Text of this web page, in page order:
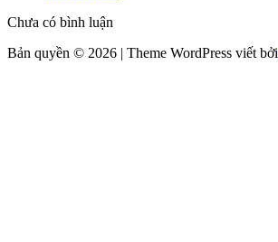
Chưa có bình luận
Bản quyền © 2026 | Theme WordPress viết bởi